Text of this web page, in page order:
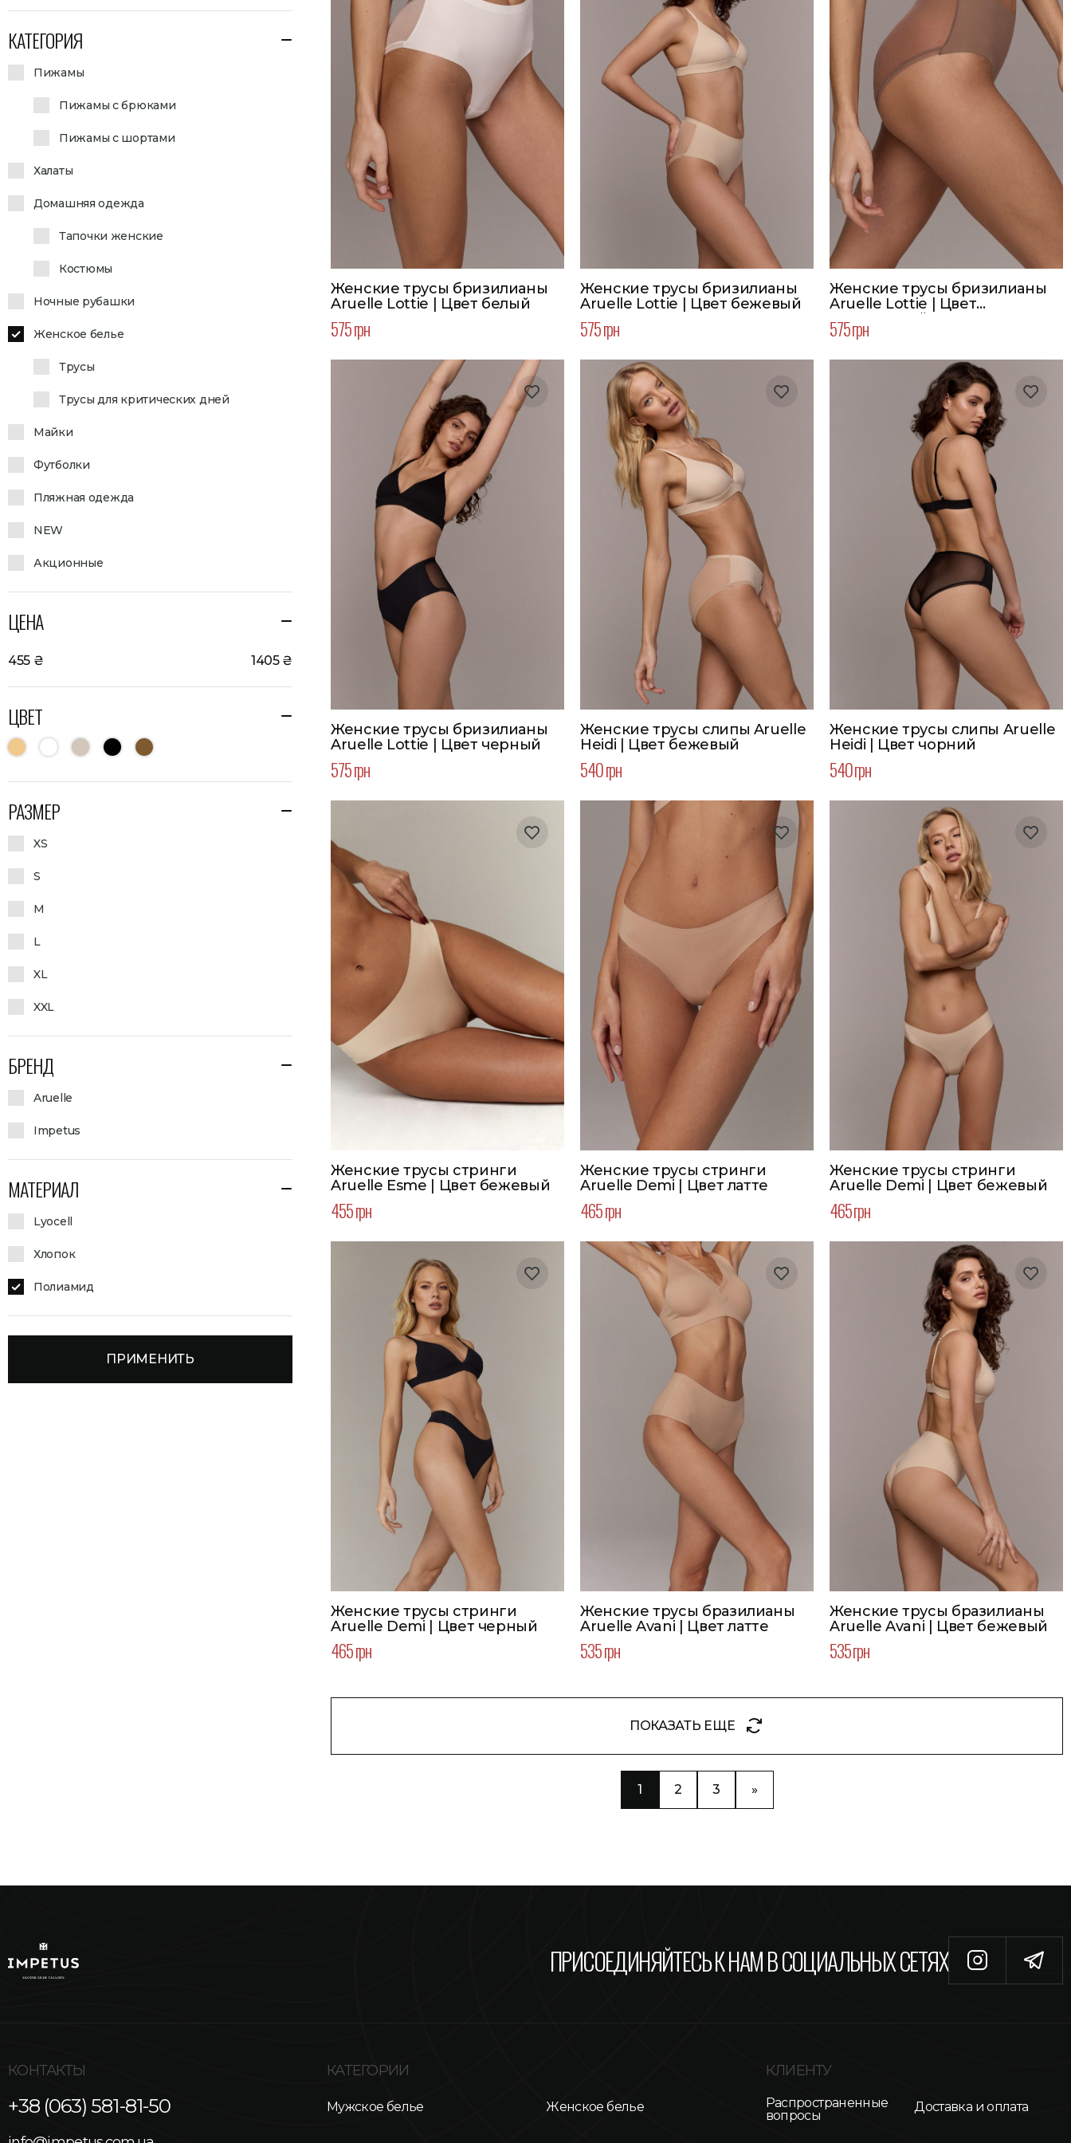
КАТЕГОРИЯ
Пижамы
Пижамы с брюками
Пижамы с шортами
Халаты
Домашняя одежда
Тапочки женские
Костюмы
Ночные рубашки
Женское белье
Трусы
Трусы для критических дней
Майки
Футболки
Пляжная одежда
NEW
Акционные
ЦЕНА
455 ₴ 1405₴
ЦВЕТ
РАЗМЕР
XS
S
M
L
XL
XXL
БРЕНД
Aruelle
Impetus
МАТЕРИАЛ
Lyocell
Хлопок
Полиамид
ПРИМЕНИТЬ
Женские трусы бризилианы
Aruelle Lottie | Цвет белый
575 грн
Женские трусы бризилианы
Aruelle Lottie | Цвет бежевый
575 грн
Женские трусы бризилианы
Aruelle Lottie | Цвет
шоколадный
575 грн
Женские трусы бризилианы
Aruelle Lottie | Цвет черный
575 грн
Женские трусы слипы Aruelle
Heidi | Цвет бежевый
540 грн
Женские трусы слипы Aruelle
Heidi | Цвет чорний
540 грн
Женские трусы стринги
Aruelle Esme | Цвет бежевый
455 грн
Женские трусы стринги
Aruelle Demi | Цвет латте
465 грн
Женские трусы стринги
Aruelle Demi | Цвет бежевый
465 грн
Женские трусы стринги
Aruelle Demi | Цвет черный
465 грн
Женские трусы бразилианы
Aruelle Avani | Цвет латте
535 грн
Женские трусы бразилианы
Aruelle Avani | Цвет бежевый
535 грн
ПОКАЗАТЬ ЕЩЕ
1 2 3 »
ПРИСОЕДИНЯЙТЕСЬ К НАМ В СОЦИАЛЬНЫХ СЕТЯХ
КОНТАКТЫ
+38 (063) 581-81-50
КАТЕГОРИИ
Мужское белье Женское белье
КЛИЕНТУ
Распространенные
вопросы
Доставка и оплата